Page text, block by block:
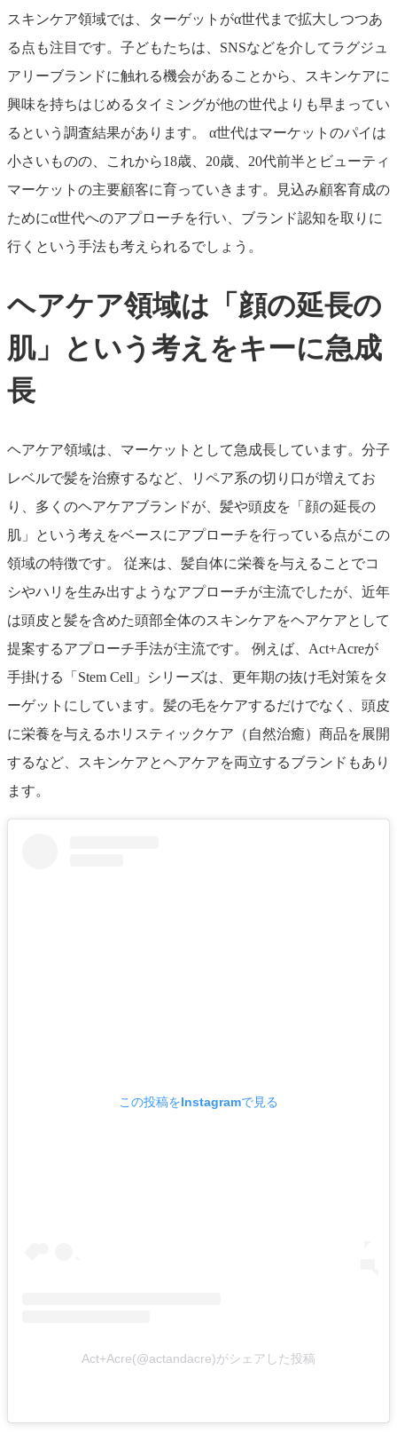
スキンケア領域では、ターゲットがα世代まで拡大しつつあ
る点も注目です。子どもたちは、SNSなどを介してラグジュ
アリーブランドに触れる機会があることから、スキンケアに
興味を持ちはじめるタイミングが他の世代よりも早まってい
るという調査結果があります。 α世代はマーケットのパイは
小さいものの、これから18歳、20歳、20代前半とビューティ
マーケットの主要顧客に育っていきます。見込み顧客育成の
ためにα世代へのアプローチを行い、ブランド認知を取りに
行くという手法も考えられるでしょう。
ヘアケア領域は「顔の延長の
肌」という考えをキーに急成
長
ヘアケア領域は、マーケットとして急成長しています。分子
レベルで髪を治療するなど、リペア系の切り口が増えてお
り、多くのヘアケアブランドが、髪や頭皮を「顔の延長の
肌」という考えをベースにアプローチを行っている点がこの
領域の特徴です。 従来は、髪自体に栄養を与えることでコ
シやハリを生み出すようなアプローチが主流でしたが、近年
は頭皮と髪を含めた頭部全体のスキンケアをヘアケアとして
提案するアプローチ手法が主流です。 例えば、Act+Acreが
手掛ける「Stem Cell」シリーズは、更年期の抜け毛対策をタ
ーゲットにしています。髪の毛をケアするだけでなく、頭皮
に栄養を与えるホリスティックケア（自然治癒）商品を展開
するなど、スキンケアとヘアケアを両立するブランドもあり
ます。
この投稿をInstagramで見る
Act+Acre(@actandacre)がシェアした投稿